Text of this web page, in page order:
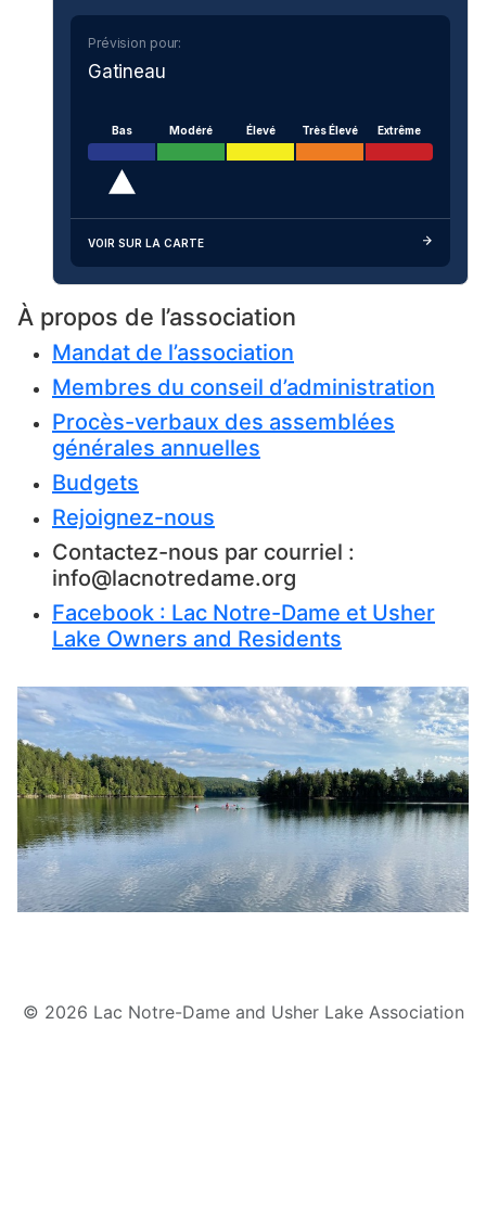
Prévision pour:
Gatineau
Bas Modéré Élevé Très Élevé Extrême
VOIR SUR LA CARTE
À propos de l’association
Mandat de l’association
Membres du conseil d’administration
Procès-verbaux des assemblées
générales annuelles
Budgets
Rejoignez-nous
Contactez-nous par courriel :
info@lacnotredame.org
Facebook : Lac Notre-Dame et Usher
Lake Owners and Residents
© 2026 Lac Notre-Dame and Usher Lake Association